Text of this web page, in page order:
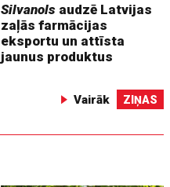
Silvanols audzē Latvijas
zaļās farmācijas
eksportu un attīsta
jaunus produktus
Vairāk ZIŅAS